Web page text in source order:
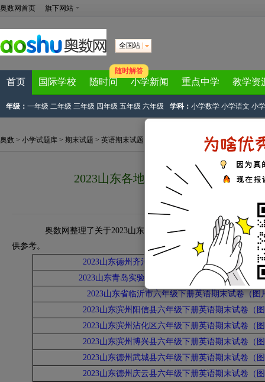
奥数网首页 旗下网站
全国站
首页 国际学校 随时问
随时解答
小学新闻 重点中学 教学资
年级： 一年级 二年级 三年级 四年级 五年级 六年级 学科： 小学数学 小学语文 小
奥数 > 小学试题库 > 期末试题 > 英语期末试题 六年级英语期末下册> 正文
2023山东各地六年级下册英语期末
奥数网整理了关于2023山东各地六年级下册英语期末试卷汇
供参考。
2023山东德州齐河县六年级下册英语期末试卷（
2023山东青岛实验学校六年级下册英语期末试卷（
2023山东省临沂市六年级下册英语期末试卷（图
2023山东滨州阳信县六年级下册英语期末试卷（
2023山东滨州沾化区六年级下册英语期末试卷（
2023山东滨州博兴县六年级下册英语期末试卷（
2023山东德州武城县六年级下册英语期末试卷（
2023山东德州庆云县六年级下册英语期末试卷（